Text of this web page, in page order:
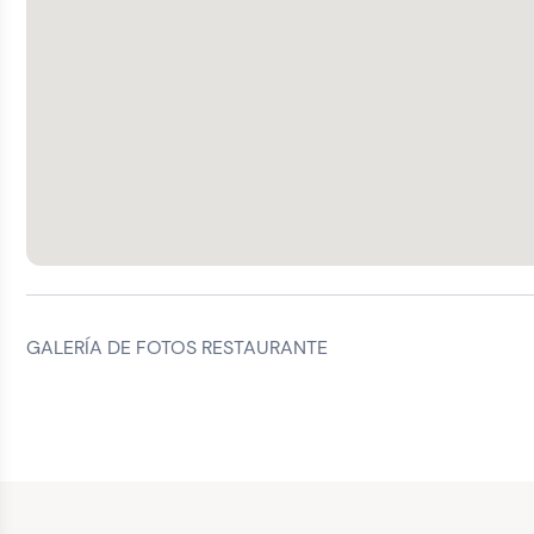
GALERÍA DE FOTOS RESTAURANTE